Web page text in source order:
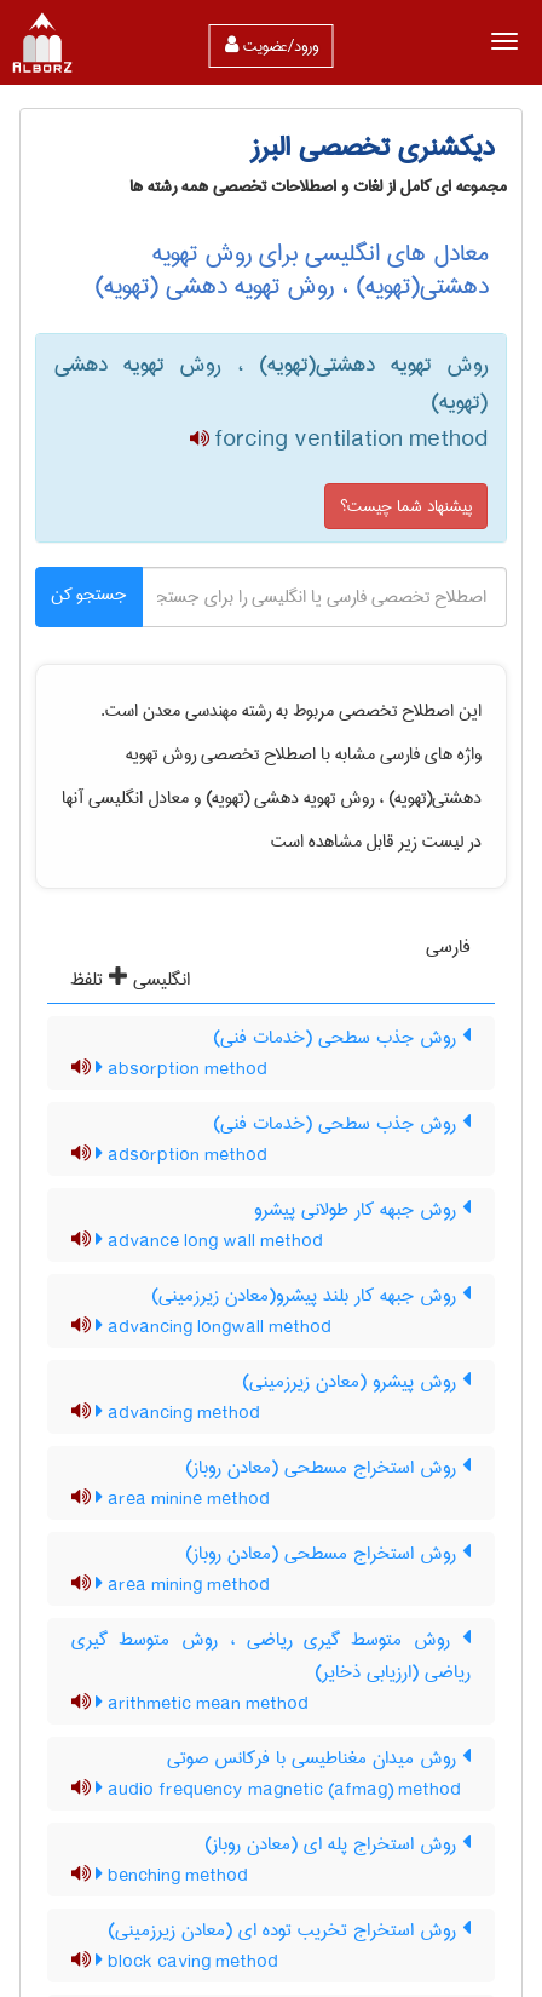
ورود/عضویت
دیکشنری تخصصی البرز
مجموعه ای کامل از لغات و اصطلاحات تخصصی همه رشته ها
معادل های انگلیسی برای روش تهویه
دهشتی(تهویه) ، روش تهویه دهشی (تهویه)
روش تهویه دهشتی(تهویه) ، روش تهویه دهشی
(تهویه)
forcing ventilation method
پیشنهاد شما چیست؟
جستجو کن
این اصطلاح تخصصی مربوط به رشتهمهندسی معدناست.
واژه های فارسی مشابه با اصطلاح تخصصیروش تهویه
دهشتی(تهویه) ، روش تهویه دهشی (تهویه)و معادل انگلیسی آنها
در لیست زیر قابل مشاهده است
فارسی
انگلیسی
تلفظ
روش جذب سطحی (خدمات فنی)
absorption method
روش جذب سطحی (خدمات فنی)
adsorption method
روش جبهه کار طولانی پیشرو
advance long wall method
روش جبهه کار بلند پیشرو(معادن زیرزمینی)
advancing longwall method
روش پیشرو (معادن زیرزمینی)
advancing method
روش استخراج مسطحی (معادن روباز)
area minine method
روش استخراج مسطحی (معادن روباز)
area mining method
روش متوسط گیری ریاضی ، روش متوسط گیری
ریاضی (ارزیابی ذخایر)
arithmetic mean method
روش میدان مغناطیسی با فرکانس صوتی
audio frequency magnetic (afmag) method
روش استخراج پله ای (معادن روباز)
benching method
روش استخراج تخریب توده ای (معادن زیرزمینی)
block caving method